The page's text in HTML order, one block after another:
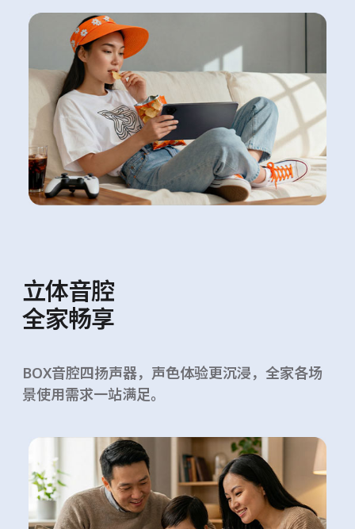
立体音腔
全家畅享
BOX音腔四扬声器，声色体验更沉浸，全家各场
景使用需求一站满足。